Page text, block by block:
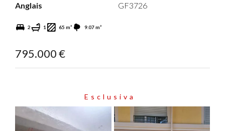
Anglais
GF3726
2 1 65 m² 9.07 m²
795.000 €
Esclusiva